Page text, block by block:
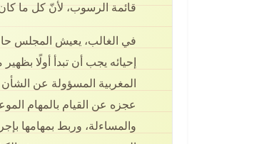
قائمة الرسوب، لأنّ كل ما
في الغالب، يعيش المجلس
إحيائه يجب أن تبدأ أولًا
المغربية المسؤولة عن
عجزه عن القيام بالمهام
والمساءلة، وربط بمهامها